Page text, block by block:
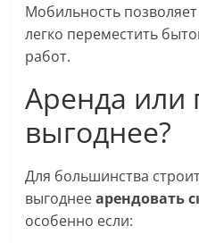
Мобильность
легко переместить
работ.
Аренда или
выгоднее?
Для большинства
выгоднееарендовать
особенно если: